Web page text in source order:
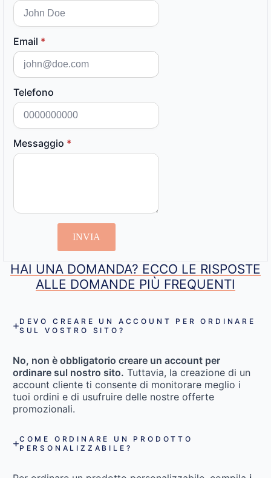
Email *
Telefono
Messaggio *
INVIA
HAI UNA DOMANDA? ECCO LE RISPOSTE
ALLE DOMANDE PIÙ FREQUENTI
DEVO CREARE UN ACCOUNT PER ORDINARE
SUL VOSTRO SITO?
No, non è obbligatorio creare un account per
ordinare sul nostro sito. Tuttavia, la creazione di un
account cliente ti consente di monitorare meglio i
tuoi ordini e di usufruire delle nostre offerte
promozionali.
COME ORDINARE UN PRODOTTO
PERSONALIZZABILE?